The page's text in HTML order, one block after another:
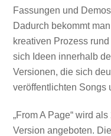
Fassungen und
Dadurch bekommt
kreativen Prozess
sich Ideen innerhalb
Versionen, die sich
veröffentlichten Songs
„From A Page“ wird
Version angeboten.